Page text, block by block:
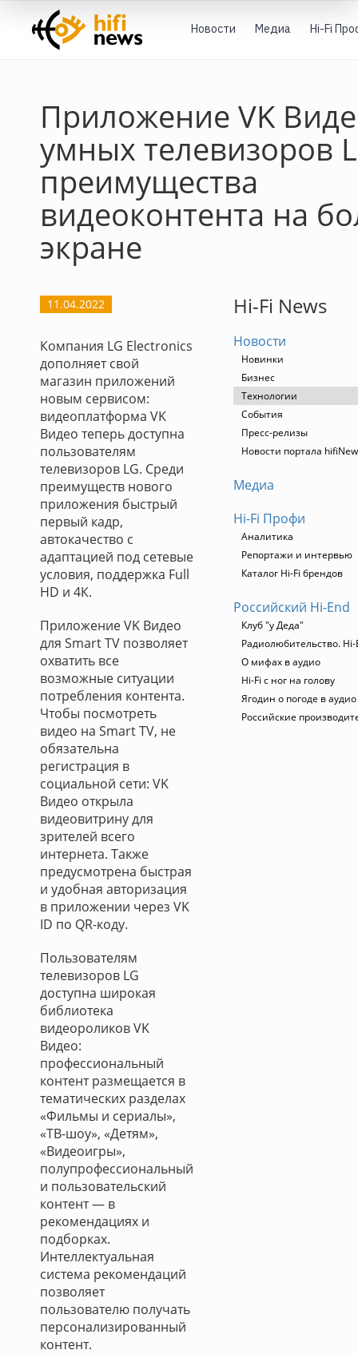
Новости Медиа Hi-Fi
Приложение VK
умных телевизоров
преимущества
видеоконтента на
экране
11.04.2022
Компания LG Electronics
дополняет свой
магазин приложений
новым сервисом:
видеоплатформа VK
Видео теперь доступна
пользователям
телевизоров LG. Среди
преимуществ нового
приложения быстрый
первый кадр,
автокачество с
адаптацией под сетевые
условия, поддержка Full
HD и 4К.
Приложение VK Видео
для Smart TV позволяет
охватить все
возможные ситуации
потребления контента.
Чтобы посмотреть
видео на Smart TV, не
обязательна
регистрация в
социальной сети: VK
Видео открыла
видеовитрину для
зрителей всего
интернета. Также
предусмотрена быстрая
и удобная авторизация
в приложении через VK
ID по QR-коду.
Пользователям
телевизоров LG
доступна широкая
библиотека
видеороликов VK
Видео:
профессиональный
контент размещается в
тематических разделах
«Фильмы и сериалы»,
«ТВ-шоу», «Детям»,
«Видеоигры»,
полупрофессиональный
и пользовательский
контент — в
рекомендациях и
подборках.
Интеллектуальная
система рекомендаций
позволяет
пользователю получать
персонализированный
контент.
Hi-Fi News
Новости
Новинки
Бизнес
Технологии
События
Пресс-релизы
Новости портала
Медиа
Hi-Fi Профи
Аналитика
Репортажи и интервью
Каталог Hi-Fi брендов
Российский Hi-End
Клуб "у Деда"
Радиолюбительство. Hi-
О мифах в аудио
Hi-Fi с ног на голову
Ягодин о погоде в
Российские